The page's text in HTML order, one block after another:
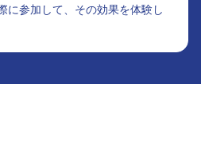
に参加して、その効果を体験し